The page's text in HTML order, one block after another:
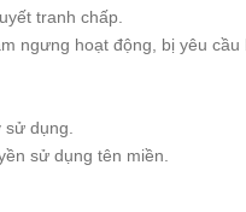
tranh chấp.
ngưng hoạt động, bị yêu
dụng.
sử dụng tên miền.